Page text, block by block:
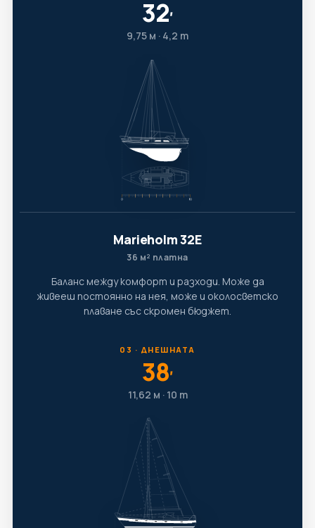
32′
9,75 м · 4,2 т
Marieholm 32E
36 м² платна
Баланс между комфорт и разходи. Може да
живееш постоянно на нея, може и околосветско
плаване със скромен бюджет.
03 · ДНЕШНАТА
38′
11,62 м · 10 т